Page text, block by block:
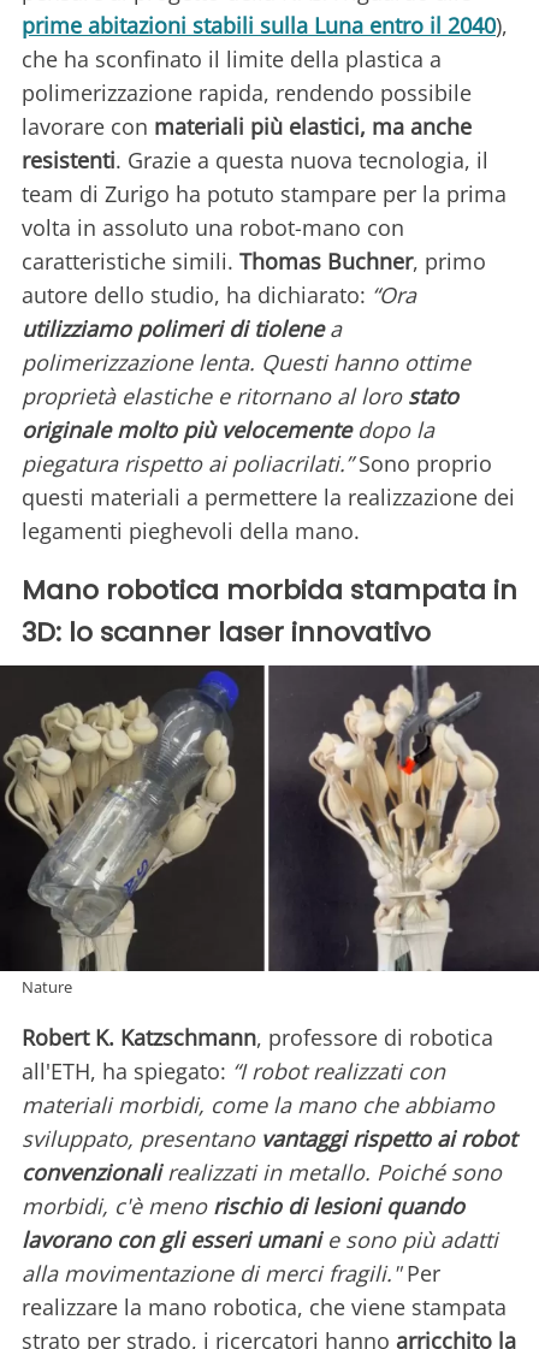
prime abitazioni stabili sulla Luna entro il 2040),
che ha sconfinato il limite della plastica a
polimerizzazione rapida, rendendo possibile
lavorare con materiali più elastici, ma anche
resistenti. Grazie a questa nuova tecnologia, il
team di Zurigo ha potuto stampare per la prima
volta in assoluto una robot-mano con
caratteristiche simili. Thomas Buchner, primo
autore dello studio, ha dichiarato: “Ora
utilizziamo polimeri di tiolenea
polimerizzazione lenta. Questi hanno ottime
proprietà elastiche e ritornano al loro stato
originale molto più velocementedopo la
piegatura rispetto ai poliacrilati.”Sono proprio
questi materiali a permettere la realizzazione dei
legamenti pieghevoli della mano.
Mano robotica morbida stampata in
3D: lo scanner laser innovativo
Nature
Robert K. Katzschmann, professore di robotica
all'ETH, ha spiegato: “I robot realizzati con
materiali morbidi, come la mano che abbiamo
sviluppato, presentano vantaggi rispetto ai robot
convenzionalirealizzati in metallo. Poiché sono
morbidi, c'è meno rischio di lesioni quando
lavorano con gli esseri umanie sono più adatti
alla movimentazione di merci fragili."Per
realizzare la mano robotica, che viene stampata
strato per strado, i ricercatori hanno arricchito la